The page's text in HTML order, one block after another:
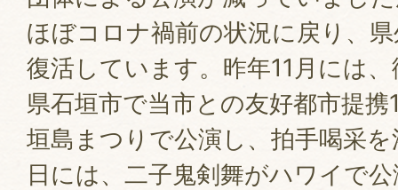
ほぼコロナ禍前の状況に戻り、
復活しています。昨年11月には
県石垣市で当市との友好都市提
垣島まつりで公演し、拍手喝采
日には、二子鬼剣舞がハワイで